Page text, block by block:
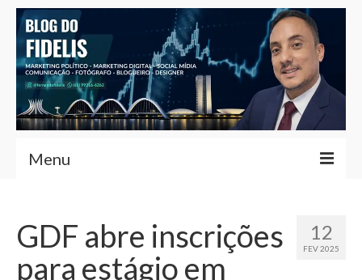
Menu
Fernando Fidelis
Café com Fidelis
12
FEV 2025
GDF abre inscrições
para estágio em